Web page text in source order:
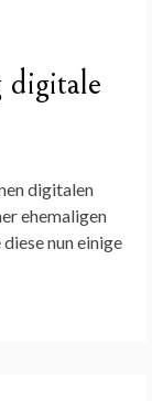
digitale
digitalen
ehemaligen
nun einige